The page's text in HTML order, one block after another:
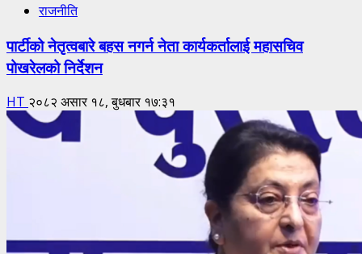
राजनीति
पार्टीको नेतृत्वबारे बहस नगर्न नेता कार्यकर्तालाई महासचिव
पोखरेलको निर्देशन
HT २०८२ असार १८, बुधबार १७:३१